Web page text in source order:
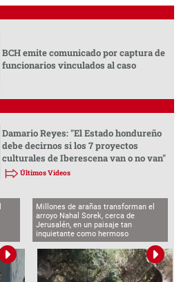
BCH emite comunicado por captura de
funcionarios vinculados al caso
Damario Reyes: "El Estado hondureño
debe decirnos si los 7 proyectos
culturales de Iberescena van o no van"
Últimos Videos
Millones de arañas transforman el
arroyo Nahal Sorek, cerca de
Jerusalén, en un paisaje tan
inquietante como hermoso